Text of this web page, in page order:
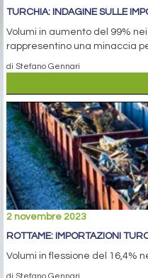
TURCHIA: INDAGINE SULLE
Volumi in aumento del 99%
rappresentino una minaccia
di Stefano Gennari
2 novembre 2023
ROTTAME: IMPORTAZIONI
Volumi in flessione del 16,4%
di Stefano Gennari